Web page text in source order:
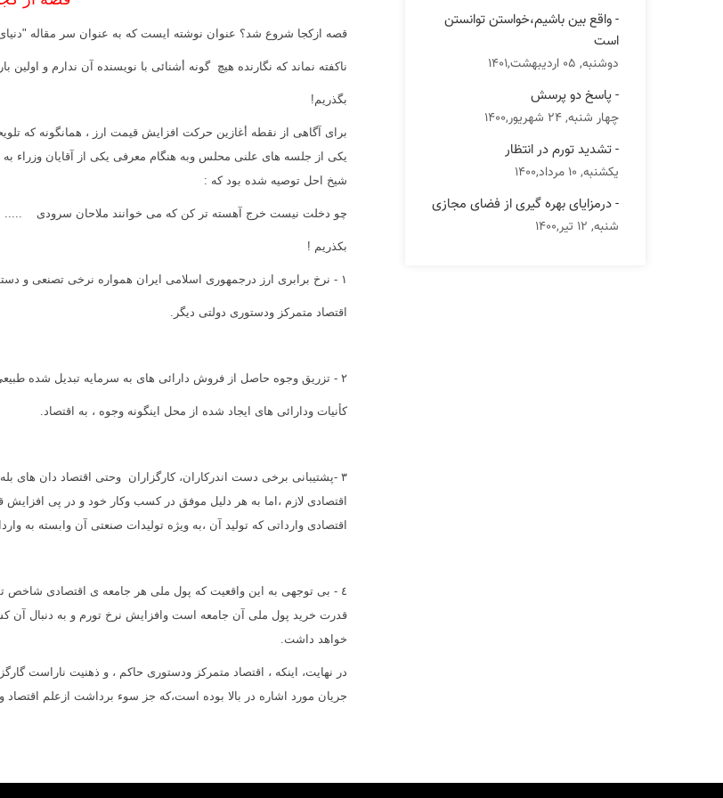
قصه ازکجا شروع شد؟ عنوان نوشته ایست که به عنوان سر مقاله
ناکفته نماند که نگارنده هیچ گونه أشنائى با نویسنده آن ندارم و اولین
بگذریم!
براى آگاهى از نقطه أغازین حرکت افزایش قیمت ارز ، همانگونه که
یکی از جلسه های علنی محلس وبه هنگام معرفی یکی از آقایان وزراء به
شیخ احل توصیه شده بود که :
چو دخلت نیست خرج آهسته تر کن که می خوانند ملاحان سرودی .....
بکذریم !
١ - نرخ برابرى ارز درجمهوری اسلامی ایران همواره نرخى تصنعى و دستورى بوده است .همانند نرخ ارز در هر
اقتصاد متمرکز ودستورى دولتى دیگر.
٢ - تزریق وجوه حاصل از فروش دارائى هاى به سرمایه تبدیل شده طبیعى به عنوان درآمد ،از جمله نفت و گاز وسایر
کأنیات ودارائى هاى ایجاد شده از محل اینگونه وجوه ، به اقتصاد.
٣ -پشتیبانی برخى دست اندرکاران، کارگزاران وحتى اقتصاد دان های
اقتصادى لازم ،اما به هر دلیل موفق در کسب وکار خود و در پی
اقتصادی وارداتی که تولید آن ،به ویژه تولیدات صنعتی آن وابسته به
٤ - بی توجهی به این واقعیت که پول ملى هر جامعه ى اقتصادى
قدرت خرید پول ملى آن جامعه است وافزایش نرخ تورم و به دنبال آن
خواهد داشت.
در نهایت، اینکه ، اقتصاد متمرکز ودستوری حاکم ، و ذهنیت ناراست
جریان مورد اشاره در بالا بوده است،که جز سوء برداشت ازعلم اقتصاد
- واقع بین باشیم،خواستن توانستن
است
دوشنبه, 05 اردیبهشت,1401
- پاسخ دو پرسش
چهار شنبه, 24 شهریور,1400
- تشدید تورم در انتظار
یکشنبه, 10 مرداد,1400
- درمزایای بهره گیری از فضای مجازی
شنبه, 12 تیر,1400